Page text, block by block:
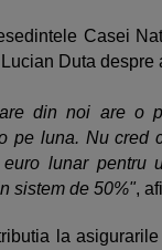
Casei
Duta despre
din noi are o
pe luna. Nu cred
lunar pentru
sistem de 50%",
la